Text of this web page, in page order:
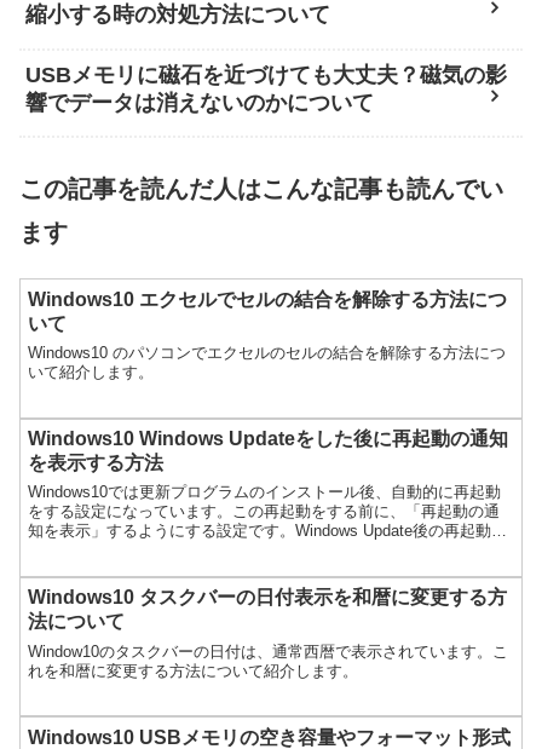
縮小する時の対処方法について
USBメモリに磁石を近づけても大丈夫？磁気の影
響でデータは消えないのかについて
この記事を読んだ人はこんな記事も読んでい
ます
Windows10 エクセルでセルの結合を解除する方法につ
いて
Windows10 のパソコンでエクセルのセルの結合を解除する方法につ
いて紹介します。
Windows10 Windows Updateをした後に再起動の通知
を表示する方法
Windows10では更新プログラムのインストール後、自動的に再起動
をする設定になっています。この再起動をする前に、「再起動の通
知を表示」するようにする設定です。Windows Update後の再起動を
Windows10 タスクバーの日付表示を和暦に変更する方
法について
Window10のタスクバーの日付は、通常西暦で表示されています。こ
れを和暦に変更する方法について紹介します。
Windows10 USBメモリの空き容量やフォーマット形式